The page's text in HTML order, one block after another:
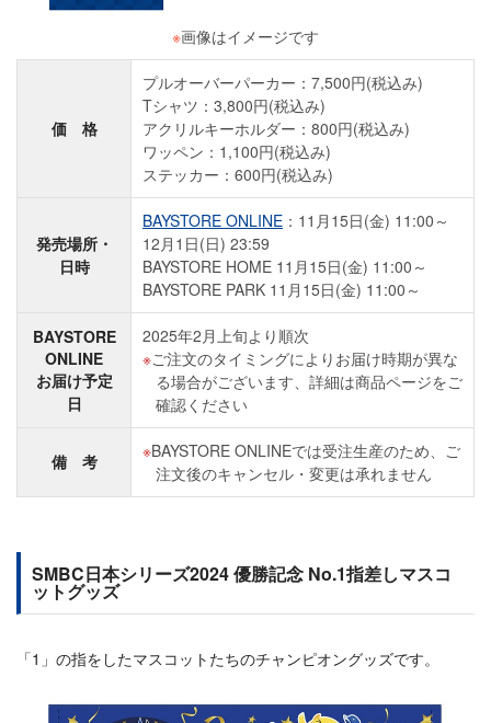
※画像はイメージです
価 格
プルオーバーパーカー：7,500円(税込み)
Tシャツ：3,800円(税込み)
アクリルキーホルダー：800円(税込み)
ワッペン：1,100円(税込み)
ステッカー：600円(税込み)
発売場所・
日時
BAYSTORE ONLINE ：11月15日(金) 11:00～
12月1日(日) 23:59
BAYSTORE HOME 11月15日(金) 11:00～
BAYSTORE PARK 11月15日(金) 11:00～
BAYSTORE
ONLINE
お届け予定
日
2025年2月上旬より順次
ご注文のタイミングによりお届け時期が異な
る場合がございます、詳細は商品ページをご
確認ください
備 考
BAYSTORE ONLINEでは受注生産のため、ご
注文後のキャンセル・変更は承れません
SMBC日本シリーズ2024 優勝記念 No.1指差しマスコ
ットグッズ
「1」の指をしたマスコットたちのチャンピオングッズです。